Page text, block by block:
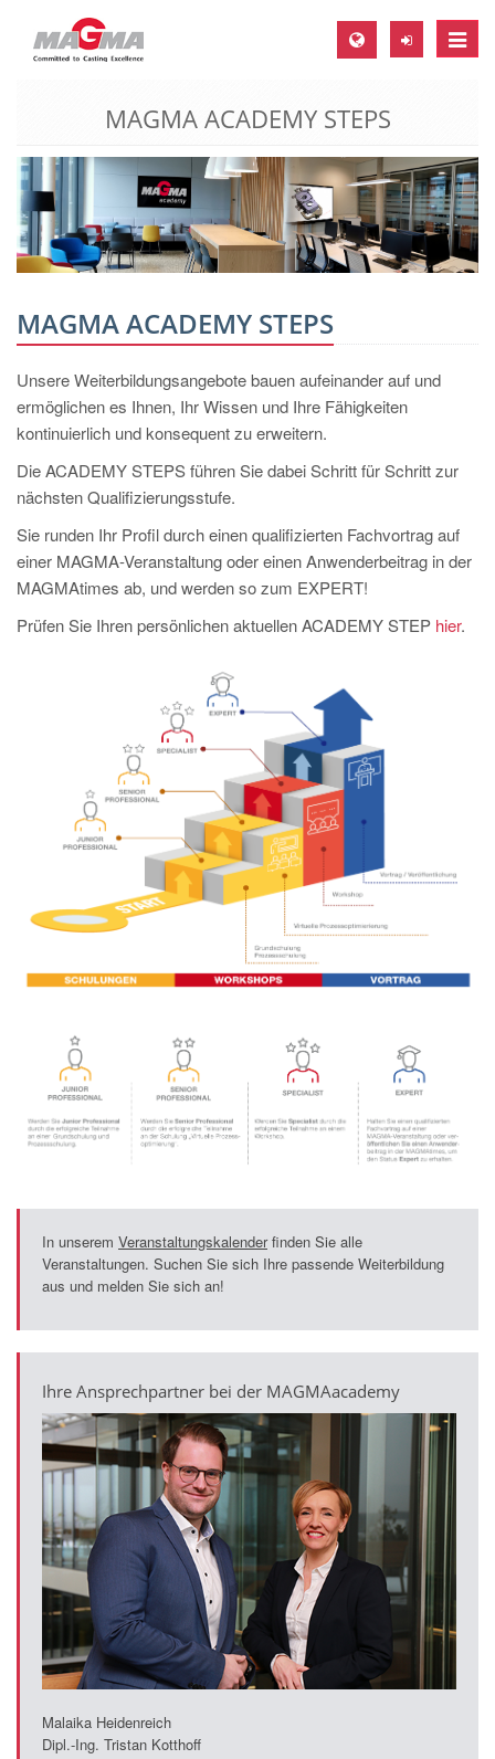
Toggle
MAGMA Europa, Deutschland
DE
CS
MAGMA Nordamerika, USA
ES
MAGMA Asien-Pazifik, Singapur
EN
MAGMA Südamerika, Brasilien
PT
ES
MAGMA Türkei
MAGMA Indien
EN
MAGMA Korea
EN
MAGMA ACADEMY STEPS
MAGMA ACADEMY STEPS
Unsere Weiterbildungsangebote bauen aufeinander auf und
ermöglichen es Ihnen, Ihr Wissen und Ihre Fähigkeiten
kontinuierlich und konsequent zu erweitern.
Die ACADEMY STEPS führen Sie dabei Schritt für Schritt zur
nächsten Qualifizierungsstufe.
Sie runden Ihr Profil durch einen qualifizierten Fachvortrag auf
einer MAGMA-Veranstaltung oder einen Anwenderbeitrag in der
MAGMAtimes ab, und werden so zum EXPERT!
Prüfen Sie Ihren persönlichen aktuellen ACADEMY STEP hier.
In unserem Veranstaltungskalenderfinden Sie alle
Veranstaltungen. Suchen Sie sich Ihre passende Weiterbildung
aus und melden Sie sich an!
Ihre Ansprechpartner bei der MAGMAacademy
Malaika Heidenreich
Dipl.-Ing. Tristan Kotthoff